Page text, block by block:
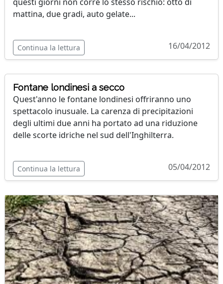
mattina, due gradi, auto gelate...
Continua la lettura 16/04/2012
Fontane londinesi a secco
Quest'anno le fontane londinesi offriranno uno
spettacolo inusuale. La carenza di precipitazioni
degli ultimi due anni ha portato ad una riduzione
delle scorte idriche nel sud dell'Inghilterra.
Continua la lettura 05/04/2012